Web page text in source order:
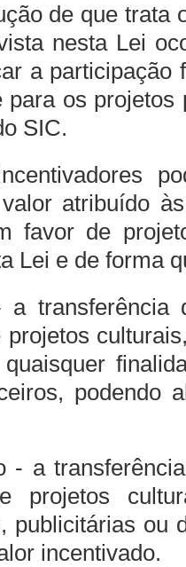
de que trata
nesta Lei
a participação
para os
SIC.
atribuído
favor de
Lei e de forma
transferência
projetos
podendo
- a
projetos
publicitárias ou
incentivado.